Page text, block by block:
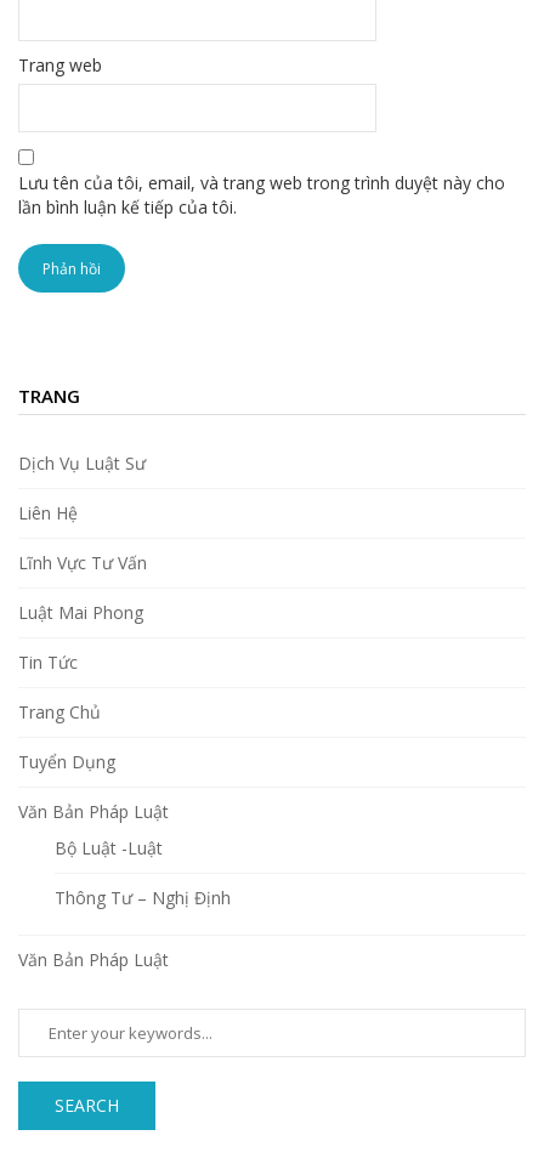
Trang web
Lưu tên của tôi, email, và trang web trong trình duyệt này cho
lần bình luận kế tiếp của tôi.
TRANG
Dịch Vụ Luật Sư
Liên Hệ
Lĩnh Vực Tư Vấn
Luật Mai Phong
Tin Tức
Trang Chủ
Tuyển Dụng
Văn Bản Pháp Luật
Bộ Luật -Luật
Thông Tư – Nghị Định
Văn Bản Pháp Luật
SEARCH